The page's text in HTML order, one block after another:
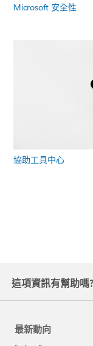
Microsoft 安全性
協助工具中心
這項資訊有幫助嗎?
最新動向